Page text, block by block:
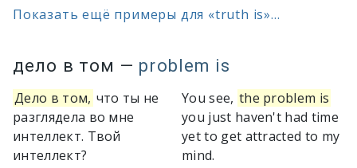
Показать ещё примеры для «truth is»...
дело в том — problem is
Дело в том, что ты не
разглядела во мне
интеллект. Твой
интеллект?
You see, the problem is
you just haven't had time
yet to get attracted to my
mind.